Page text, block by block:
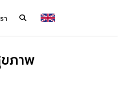
า
ภาพ